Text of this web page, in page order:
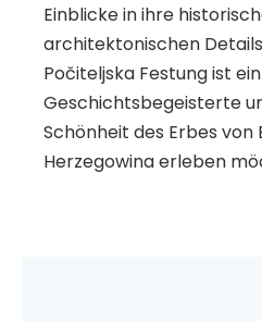
Einblicke in ihre
architektonischen
Počiteljska Festung ist
Geschichtsbegeisterte
Schönheit des Erbes von
Herzegowina erleben